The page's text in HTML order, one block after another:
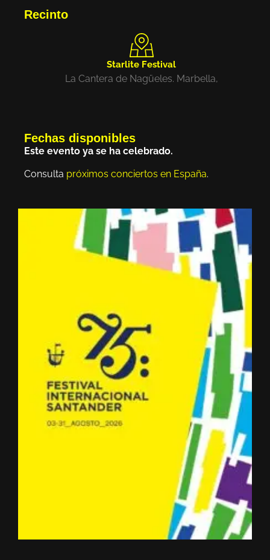
Recinto
Starlite Festival
La Cantera de Nagüeles. Marbella,
Fechas disponibles
Este evento ya se ha celebrado.
Consulta próximos conciertos en España.